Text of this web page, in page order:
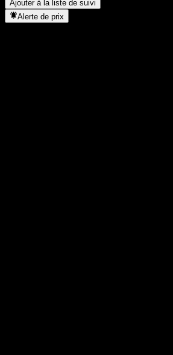
Ajouter à la liste de suivi
Alerte de prix